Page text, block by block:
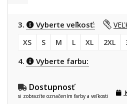
3. Vyberte veľkosť:
XS
S M L XL 2XL
4. Vyberte farbu:
Dostupnosť
si zobrazíte označením farby a veľkosti